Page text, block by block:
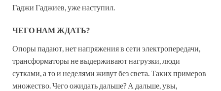
Гаджи Гаджиев, уже наступил.
ЧЕГО НАМ ЖДАТЬ?
Опоры падают, нет напряжения в сети электропередачи,
трансформаторы не выдерживают нагрузки, люди
сутками, а то и неделями живут без света. Таких примеров
множество. Чего ожидать дальше? А дальше, увы,